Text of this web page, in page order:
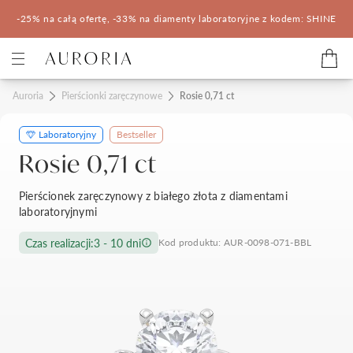
-25% na całą ofertę, -33% na diamenty laboratoryjne z kodem: SHINE
Kategorie
Pierścionki zaręczynowe
Pomocne
Korzyści z zakupu
Auroria Pierścionki zaręczynowe Rosie 0,71 ct
Laboratoryjny Bestseller
Rosie 0,71 ct
Pierścionek zaręczynowy z białego złota z diamentami
laboratoryjnymi
Czas realizacji:3 - 10 dni Kod produktu: AUR-0098-071-BBL